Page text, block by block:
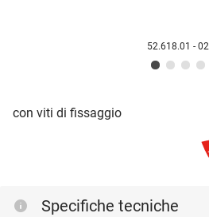
52.618.01 - 02
con viti di fissaggio
Specifiche tecniche